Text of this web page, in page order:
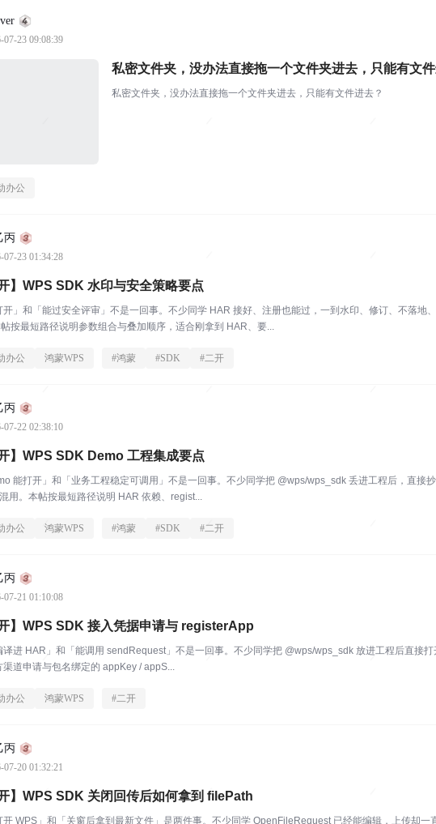
07-23 09:08:39
私密文件夹，没办法直接拖一个文件夹进去，只能有文件
私密文件夹，没办法直接拖一个文件夹进去，只能有文件进去？
办公
丙
07-23 01:34:28
】WPS SDK 水印与安全策略要点
开」和「能过安全评审」不是一回事。不少同学 HAR 接好、注册也能过，一到水印、修订、不落地
按最短路径说明参数组合与叠加顺序，适合刚拿到 HAR、要...
办公 鸿蒙WPS #鸿蒙 #SDK #二开
丙
07-22 02:38:10
】WPS SDK Demo 工程集成要点
能打开」和「业务工程稳定可调用」不是一回事。不少同学把 @wps/wps_sdk 丢进工程后，直接
用。本帖按最短路径说明 HAR 依赖、regist...
办公 鸿蒙WPS #鸿蒙 #SDK #二开
丙
07-21 01:10:08
开】WPS SDK 接入凭据申请与 registerApp
译进 HAR」和「能调用 sendRequest」不是一回事。不少同学把 @wps/wps_sdk 放进工程后直接
渠道申请与包名绑定的 appKey / appS...
办公 鸿蒙WPS #二开
丙
07-20 01:32:21
】WPS SDK 关闭回传后如何拿到 filePath
开 WPS」和「关窗后拿到最新文件」是两件事。不少同学 OpenFileRequest 已经能编辑，上传却